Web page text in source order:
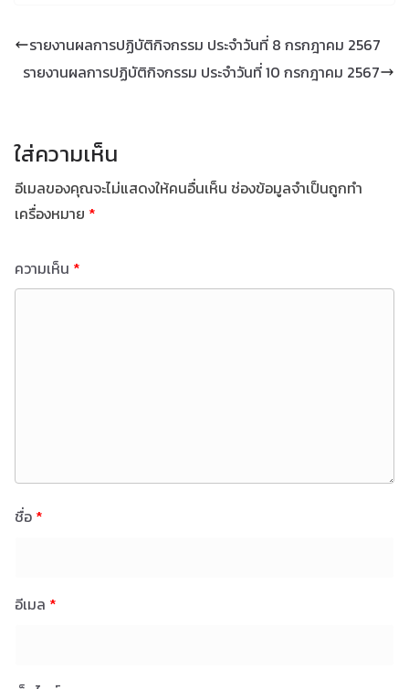
รายงานผลการปฏิบัติกิจกรรม ประจำวันที่ 8 กรกฎาคม 2567
รายงานผลการปฏิบัติกิจกรรม ประจำวันที่ 10 กรกฎาคม 2567
ใส่ความเห็น
อีเมลของคุณจะไม่แสดงให้คนอื่นเห็น ช่องข้อมูลจำเป็นถูกทำ
เครื่องหมาย *
ความเห็น *
ชื่อ *
อีเมล *